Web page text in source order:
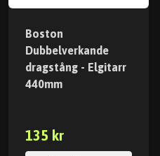
Boston
Dubbelverkande
dragstång - Elgitarr
440mm
135 kr